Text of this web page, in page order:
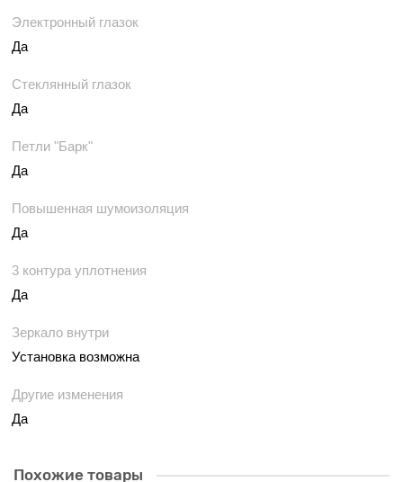
Электронный глазок
Да
Стеклянный глазок
Да
Петли "Барк"
Да
Повышенная шумоизоляция
Да
3 контура уплотнения
Да
Зеркало внутри
Установка возможна
Другие изменения
Да
Похожие товары